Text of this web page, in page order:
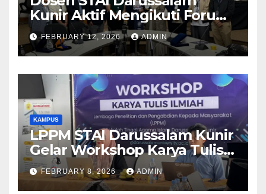
Kunir Aktif Mengikuti Forum
Ilmiah Internasional di
Filipina
FEBRUARY 12, 2026 ADMIN
KAMPUS
LPPM STAI Darussalam Kunir
Gelar Workshop Karya Tulis
Ilmiah
FEBRUARY 8, 2026 ADMIN